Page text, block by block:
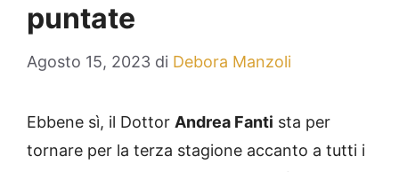
puntate
Agosto 15, 2023 di Debora Manzoli
Ebbene sì, il Dottor Andrea Fanti sta per
tornare per la terza stagione accanto a tutti i